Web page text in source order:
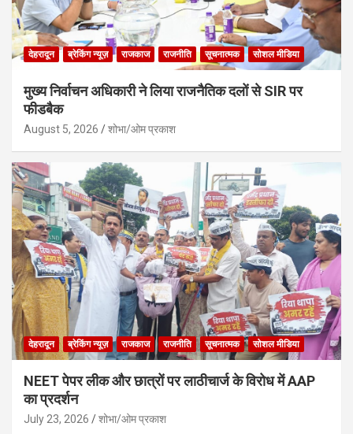
देहरादून ब्रेकिंग न्यूज़ राजकाज राजनीति सूचनात्मक सोशल मीडिया
मुख्य निर्वाचन अधिकारी ने लिया राजनैतिक दलों से SIR पर
फीडबैक
August 5, 2026 शोभा/ओम प्रकाश
देहरादून ब्रेकिंग न्यूज़ राजकाज राजनीति सूचनात्मक सोशल मीडिया
NEET पेपर लीक और छात्रों पर लाठीचार्ज के विरोध में AAP
का प्रदर्शन
July 23, 2026 शोभा/ओम प्रकाश